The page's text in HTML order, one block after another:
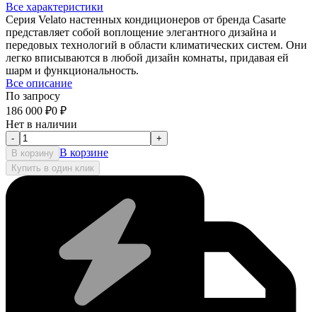
Все характеристики
Серия Velato настенных кондиционеров от бренда Casarte
представляет собой воплощение элегантного дизайна и
передовых технологий в области климатических систем. Они
легко вписываются в любой дизайн комнаты, придавая ей
шарм и функциональность.
Все описание
По запросу
186 000 ₽0 ₽
Нет в наличии
-
+
В корзину В корзине
Купить в один клик